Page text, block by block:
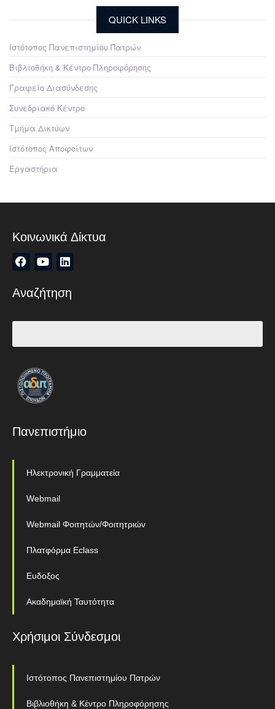
QUICK LINKS
Ιστότοπος Πανεπιστημίου Πατρών
Βιβλιοθήκη & Κέντρο Πληροφόρησης
Γραφείο Διασύνδεσης
Συνεδριακό Κέντρο
Τμήμα Δικτύων
Ιστότοπος Αποφοίτων
Εργαστήρια
Κοινωνικά Δίκτυα
Αναζήτηση
Πανεπιστήμιο
Ηλεκτρονική Γραμματεία
Webmail
Webmail Φοιτητών/Φοιτητριών
Πλατφόρμα Eclass
Ευδοξος
Ακαδημαϊκή Ταυτότητα
Χρήσιμοι Σύνδεσμοι
Ιστότοπος Πανεπιστημίου Πατρών
Βιβλιοθήκη & Κέντρο Πληροφόρησης